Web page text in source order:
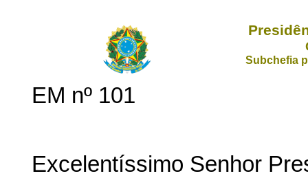
Subchefia
EM nº 101
Excelentíssimo Senhor